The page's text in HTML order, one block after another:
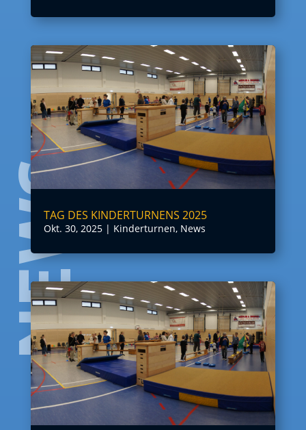
TAG DES KINDERTURNENS 2025
Okt. 30, 2025| Kinderturnen, News